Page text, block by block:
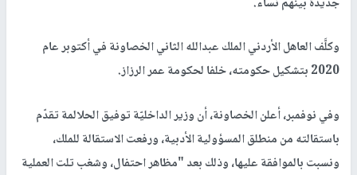
جديدة بينهم نساء.
وكلَّف العاهل الأردني الملك عبدالله الثاني الخصاونة في أكتوبر عام
2020 بتشكيل حكومته، خلفا لحكومة عمر الرزاز.
وفي نوفمبر، أعلن الخصاونة، أن وزير الداخليّة توفيق الحلالمة تقدّم
باستقالته من منطلق المسؤولية الأدبية، ورفعت الاستقالة للملك،
ونسبت بالموافقة عليها، وذلك بعد "مظاهر احتفال، وشغب تلت العملية